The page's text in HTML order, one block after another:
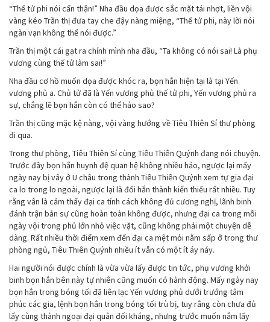
“Thế tử phi nói cẩn thận!” Nha đầu dọa được sắc mặt tái nhợt, liền vội
vàng kéo Trần thị đưa tay che đậy nàng miệng, “Thế tử phi, này lời nói
ngàn vạn không thể nói được.”
Trần thị một cái gạt ra chính mình nha đầu, “Ta không có nói sai! Là phụ
vương cùng thế tử làm sai!”
Nha đầu cơ hồ muốn dọa được khóc ra, bọn hắn hiện tại là tại Yến
vương phủ a. Chủ tử đã là Yến vương phủ thế tử phi, Yến vương phủ ra
sự, chẳng lẽ bọn hắn còn có thể hảo sao?
Trần thị cũng mặc kệ nàng, vội vàng hướng về Tiêu Thiên Sí thư phòng
đi qua.
Trong thư phòng, Tiêu Thiên Sí cùng Tiêu Thiên Quýnh đang nói chuyện.
Trước đây bọn hắn huynh đệ quan hệ không nhiều hảo, ngược lại mấy
ngày nay bị vây ở U châu trong thành Tiêu Thiên Quýnh xem tự gia đại
ca lo trong lo ngoài, ngược lại là đối hắn thành kiến thiếu rất nhiều. Tuy
rằng vẫn là cảm thấy đại ca tính cách không đủ cương nghị, lãnh binh
đánh trận bản sự cũng hoàn toàn không được, nhưng đại ca trong mỗi
ngày vội trong phủ lớn nhỏ việc vặt, cũng không phải một chuyện dễ
dàng. Rất nhiều thời điểm xem đến đại ca mệt mỏi nằm sấp ở trong thư
phòng ngủ, Tiêu Thiên Quýnh nhiều ít vẫn có một ít áy náy.
Hai người nói được chính là vừa vừa lấy được tin tức, phụ vương khởi
binh bọn hắn bên này tự nhiên cũng muốn có hành động. Mấy ngày nay
bọn hắn trong bóng tối đã liên lạc Yến vương phủ dưới trướng tâm
phúc các gia, lệnh bọn hắn trong bóng tối trù bị, tuy rằng còn chưa đủ
lấy cùng thành ngoại đại quân đối kháng, nhưng trước muốn nắm lấy